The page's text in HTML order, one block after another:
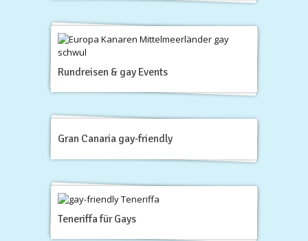
Rundreisen & gay Events
Gran Canaria gay-friendly
Teneriffa für Gays